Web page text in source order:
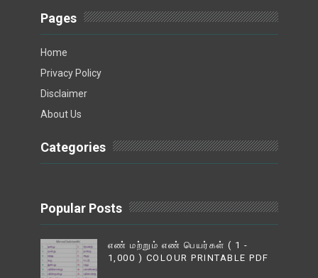
Pages
Home
Privacy Policy
Disclaimer
About Us
Categories
Popular Posts
எண் மற்றும் எண் பெயர்கள் ( 1 -
1,000 ) COLOUR PRINTABLE PDF